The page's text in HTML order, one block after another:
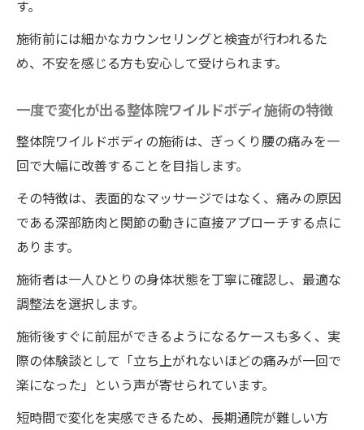
す。
施術前には細かなカウンセリングと検査が行われるた
め、不安を感じる方も安心して受けられます。
一度で変化が出る整体院ワイルドボディ施術の特徴
整体院ワイルドボディの施術は、ぎっくり腰の痛みを一
回で大幅に改善することを目指します。
その特徴は、表面的なマッサージではなく、痛みの原因
である深部筋肉と関節の動きに直接アプローチする点に
あります。
施術者は一人ひとりの身体状態を丁寧に確認し、最適な
調整法を選択します。
施術後すぐに前屈ができるようになるケースも多く、実
際の体験談として「立ち上がれないほどの痛みが一回で
楽になった」という声が寄せられています。
短時間で変化を実感できるため、長期通院が難しい方